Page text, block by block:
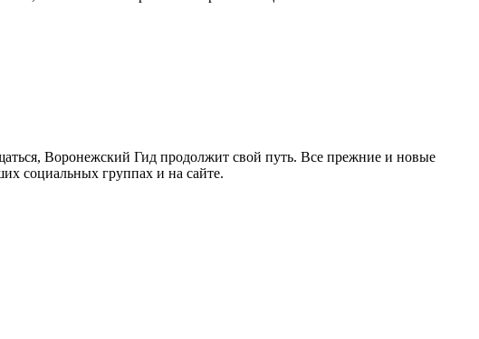
Воронежский Гид продолжит свой путь. Все прежние и новые
социальных группах и на сайте.